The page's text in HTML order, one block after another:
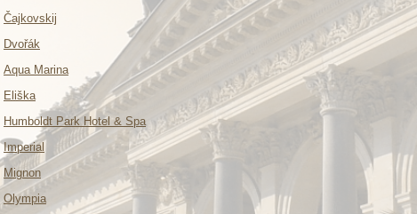
Čajkovskij
Dvořák
Aqua Marina
Eliška
Humboldt Park Hotel & Spa
Imperial
Mignon
Olympia